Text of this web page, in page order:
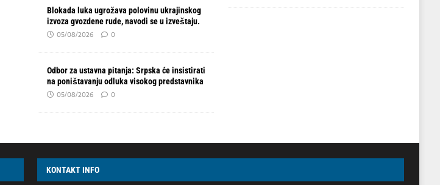
Blokada luka ugrožava polovinu ukrajinskog
izvoza gvozdene rude, navodi se u izveštaju.
05/08/2026 0
Odbor za ustavna pitanja: Srpska će insistirati
na poništavanju odluka visokog predstavnika
05/08/2026 0
KONTAKT INFO